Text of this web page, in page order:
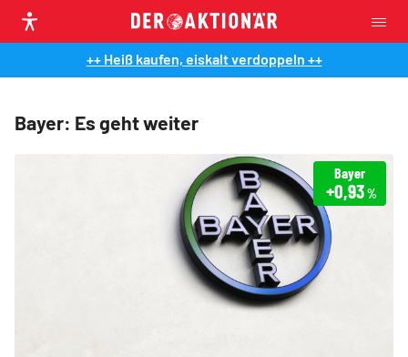
++ Heiß kaufen, eiskalt verdoppeln ++
Bayer: Es geht weiter
Bayer
+0,93%